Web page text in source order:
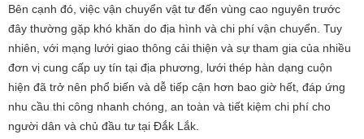
Bên cạnh đó, việc vận chuyển vật tư đến vùng cao nguyên trước
đây thường gặp khó khăn do địa hình và chi phí vận chuyển. Tuy
nhiên, với mạng lưới giao thông cải thiện và sự tham gia của nhiều
đơn vị cung cấp uy tín tại địa phương, lưới thép hàn dạng cuộn
hiện đã trở nên phổ biến và dễ tiếp cận hơn bao giờ hết, đáp ứng
nhu cầu thi công nhanh chóng, an toàn và tiết kiệm chi phí cho
người dân và chủ đầu tư tại Đắk Lắk.